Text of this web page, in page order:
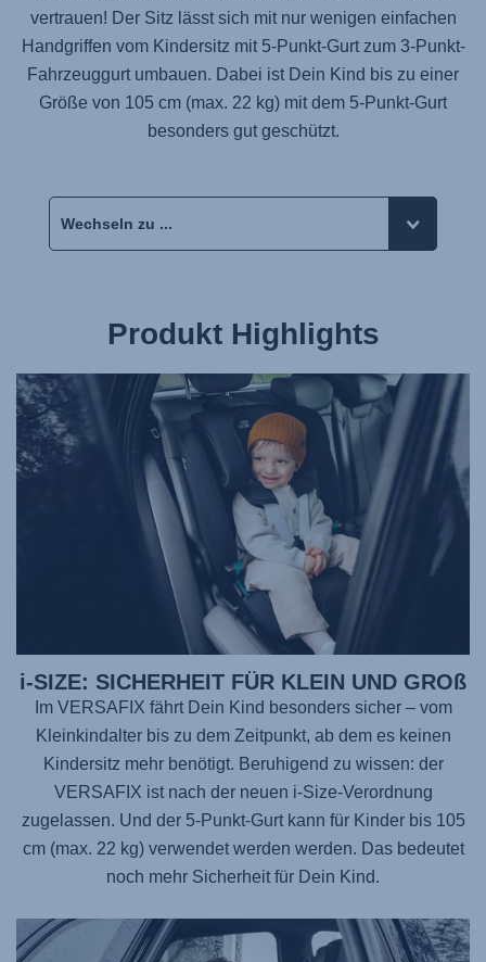
vertrauen! Der Sitz lässt sich mit nur wenigen einfachen
Handgriffen vom Kindersitz mit 5-Punkt-Gurt zum 3-Punkt-
Fahrzeuggurt umbauen. Dabei ist Dein Kind bis zu einer
Größe von 105 cm (max. 22 kg) mit dem 5-Punkt-Gurt
besonders gut geschützt.
Produkt Highlights
i-SIZE: SICHERHEIT FÜR KLEIN UND GROß
Im VERSAFIX fährt Dein Kind besonders sicher – vom
Kleinkindalter bis zu dem Zeitpunkt, ab dem es keinen
Kindersitz mehr benötigt. Beruhigend zu wissen: der
VERSAFIX ist nach der neuen i-Size-Verordnung
zugelassen. Und der 5-Punkt-Gurt kann für Kinder bis 105
cm (max. 22 kg) verwendet werden werden. Das bedeutet
noch mehr Sicherheit für Dein Kind.